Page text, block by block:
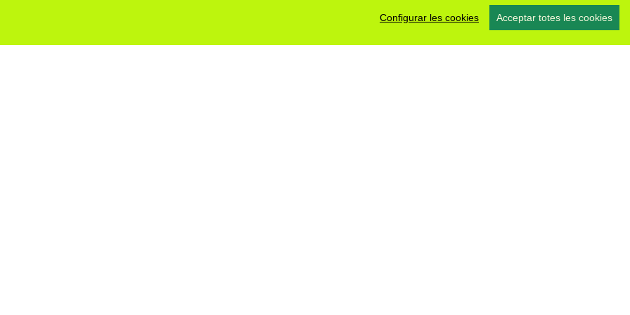
Configurar les cookies Acceptar totes les cookies